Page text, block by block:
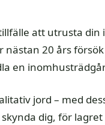
att utrusta
20 års
en
jord – med
dig, för